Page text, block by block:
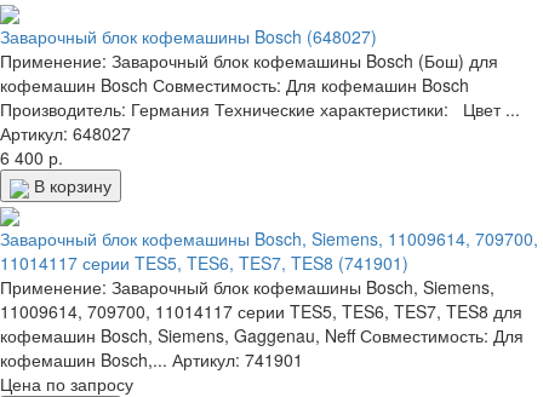
Заварочный блок кофемашины Bosch (648027)
Применение: Заварочный блок кофемашины Bosch (Бош) для
кофемашин Bosch Совместимость: Для кофемашин Bosch
Производитель: Германия Технические характеристики: Цвет ...
Артикул: 648027
6 400 р.
В корзину
Заварочный блок кофемашины Bosch, Siemens, 11009614, 709700,
11014117 серии TES5, TES6, TES7, TES8 (741901)
Применение: Заварочный блок кофемашины Bosch, Siemens,
11009614, 709700, 11014117 серии TES5, TES6, TES7, TES8 для
кофемашин Bosch, Siemens, Gaggenau, Neff Совместимость: Для
кофемашин Bosch,... Артикул: 741901
Цена по запросу